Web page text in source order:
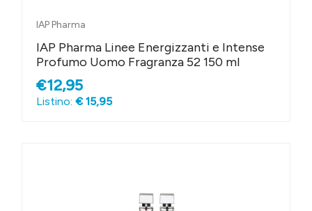
IAP Pharma
IAP Pharma Linee Energizzanti e Intense
Profumo Uomo Fragranza 52 150 ml
€12,95
Listino: € 15,95